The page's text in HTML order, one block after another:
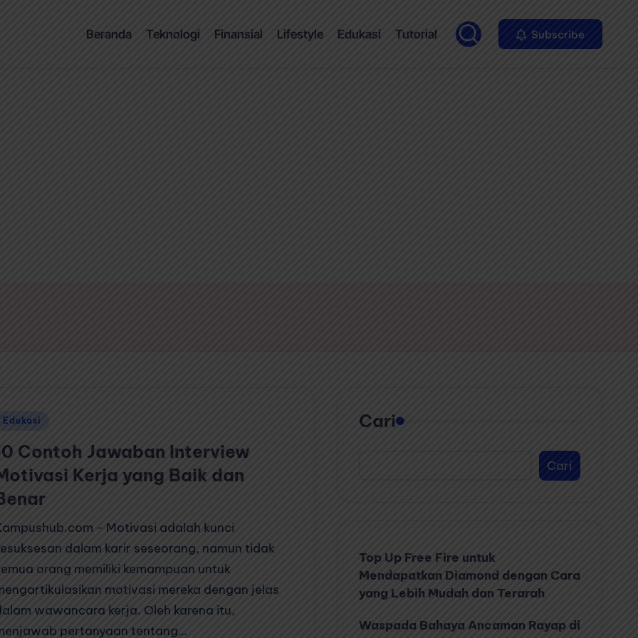
Beranda Teknologi Finansial Lifestyle Edukasi Tutorial Subscribe
Edukasi
Contoh Jawaban Interview
Kerja yang Baik dan
- Motivasi adalah kunci
dalam karir seseorang, namun tidak
orang memiliki kemampuan untuk
motivasi mereka dengan jelas
wawancara kerja. Oleh karena itu,
pertanyaan tentang…
Cari
Cari
Top Up Free Fire untuk
Mendapatkan Diamond dengan Cara
yang Lebih Mudah dan Terarah
Waspada Bahaya Ancaman Rayap di